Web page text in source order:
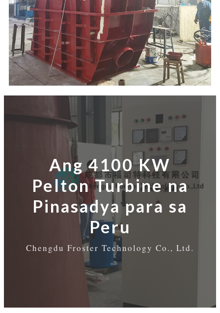
Ang 4100 KW
Pelton Turbine na
Pinasadya para sa
Peru
Chengdu Froster Technology Co., Ltd.